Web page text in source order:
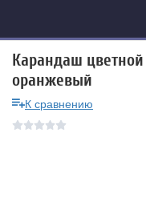
Карандаш
оранжевый
К сравнению